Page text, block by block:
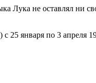
Лука не оставлял ни
25 января по 3 апреля